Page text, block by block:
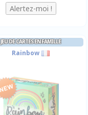
JEU DE CARTES EN FAMILLE
Rainbow